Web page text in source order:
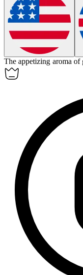
Theappetizing aroma of